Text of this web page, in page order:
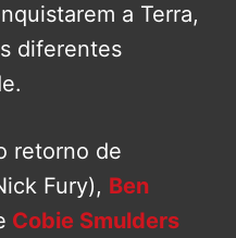
a Terra,
diferentes
retorno de
Fury), Ben
Cobie Smulders